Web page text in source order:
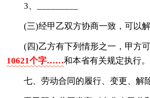
3、_________
(三)经甲乙双方协商一致，可以解
(四)乙方有下列情形之一，甲方
10621个字……和本省有关规定执行。
七、劳动合同的履行、变更、解